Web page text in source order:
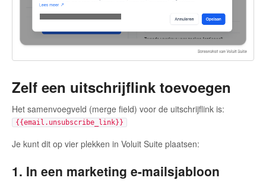
Zelf een uitschrijflink toevoegen
Het samenvoegveld (merge field) voor de uitschrijflink is:
{{email.unsubscribe_link}}
Je kunt dit op vier plekken in Voluit Suite plaatsen:
1. In een marketing e-mailsjabloon